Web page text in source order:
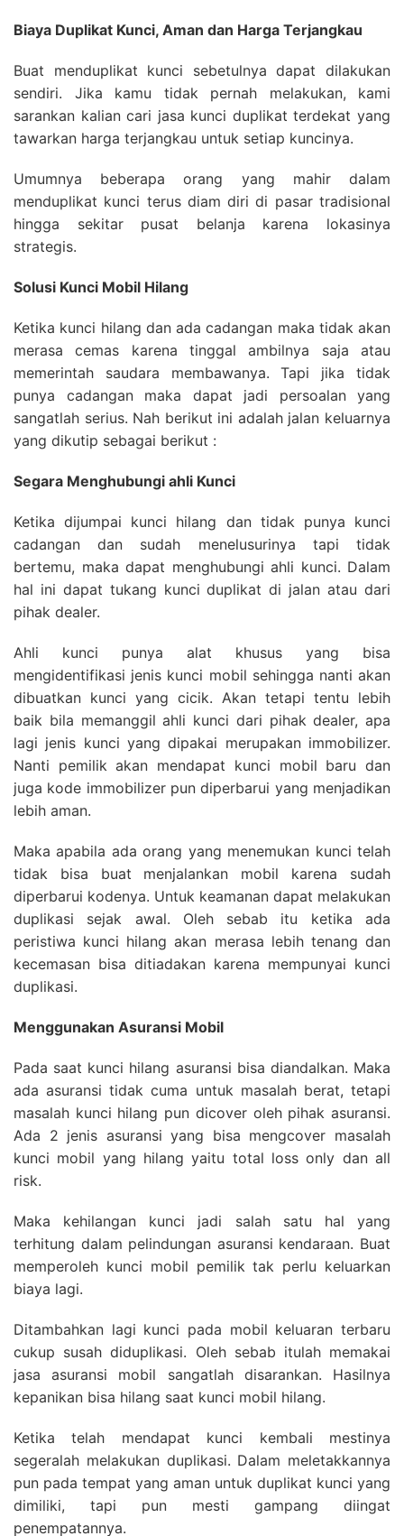
Biaya Duplikat Kunci, Aman dan Harga Terjangkau
Buat menduplikat kunci sebetulnya dapat dilakukan
sendiri. Jika kamu tidak pernah melakukan, kami
sarankan kalian cari jasa kunci duplikat terdekat yang
tawarkan harga terjangkau untuk setiap kuncinya.
Umumnya beberapa orang yang mahir dalam
menduplikat kunci terus diam diri di pasar tradisional
hingga sekitar pusat belanja karena lokasinya
strategis.
Solusi Kunci Mobil Hilang
Ketika kunci hilang dan ada cadangan maka tidak akan
merasa cemas karena tinggal ambilnya saja atau
memerintah saudara membawanya. Tapi jika tidak
punya cadangan maka dapat jadi persoalan yang
sangatlah serius. Nah berikut ini adalah jalan keluarnya
yang dikutip sebagai berikut :
Segara Menghubungi ahli Kunci
Ketika dijumpai kunci hilang dan tidak punya kunci
cadangan dan sudah menelusurinya tapi tidak
bertemu, maka dapat menghubungi ahli kunci. Dalam
hal ini dapat tukang kunci duplikat di jalan atau dari
pihak dealer.
Ahli kunci punya alat khusus yang bisa
mengidentifikasi jenis kunci mobil sehingga nanti akan
dibuatkan kunci yang cicik. Akan tetapi tentu lebih
baik bila memanggil ahli kunci dari pihak dealer, apa
lagi jenis kunci yang dipakai merupakan immobilizer.
Nanti pemilik akan mendapat kunci mobil baru dan
juga kode immobilizer pun diperbarui yang menjadikan
lebih aman.
Maka apabila ada orang yang menemukan kunci telah
tidak bisa buat menjalankan mobil karena sudah
diperbarui kodenya. Untuk keamanan dapat melakukan
duplikasi sejak awal. Oleh sebab itu ketika ada
peristiwa kunci hilang akan merasa lebih tenang dan
kecemasan bisa ditiadakan karena mempunyai kunci
duplikasi.
Menggunakan Asuransi Mobil
Pada saat kunci hilang asuransi bisa diandalkan. Maka
ada asuransi tidak cuma untuk masalah berat, tetapi
masalah kunci hilang pun dicover oleh pihak asuransi.
Ada 2 jenis asuransi yang bisa mengcover masalah
kunci mobil yang hilang yaitu total loss only dan all
risk.
Maka kehilangan kunci jadi salah satu hal yang
terhitung dalam pelindungan asuransi kendaraan. Buat
memperoleh kunci mobil pemilik tak perlu keluarkan
biaya lagi.
Ditambahkan lagi kunci pada mobil keluaran terbaru
cukup susah diduplikasi. Oleh sebab itulah memakai
jasa asuransi mobil sangatlah disarankan. Hasilnya
kepanikan bisa hilang saat kunci mobil hilang.
Ketika telah mendapat kunci kembali mestinya
segeralah melakukan duplikasi. Dalam meletakkannya
pun pada tempat yang aman untuk duplikat kunci yang
dimiliki, tapi pun mesti gampang diingat
penempatannya.